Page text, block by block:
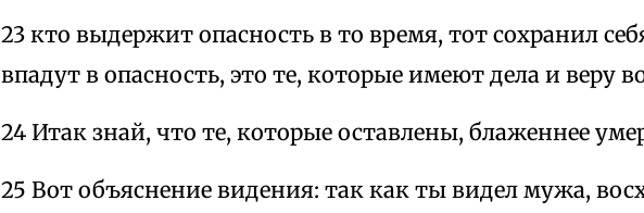
23 кто выдержит опасность в то время, тот сохранил
впадут в опасность, это те, которые имеют дела и веру
24 Итак знай, что те, которые оставлены, блаженнее
25 Вот объяснение видения: так как ты видел мужа,